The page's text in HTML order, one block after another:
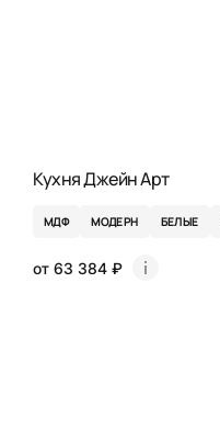
Кухня Джейн Арт
МДФ МОДЕРН БЕЛЫЕ
от 63 384 ₽